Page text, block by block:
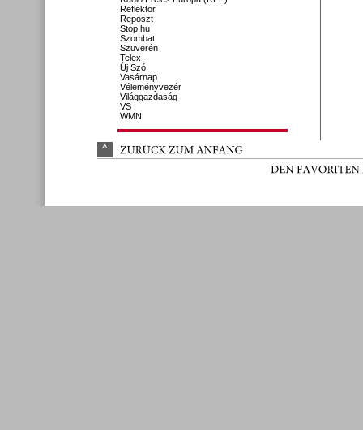
Reflektor
Reposzt
Stop.hu
Szombat
Szuverén
Telex
Új Szó
Vasárnap
Véleményvezér
Világgazdaság
VS
WMN
^ ZURÜCK ZUM ANFANG
DEN FAVORITEN